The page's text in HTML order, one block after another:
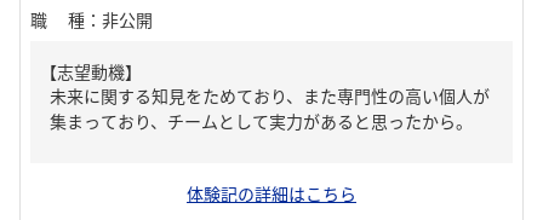
職種 ： 非公開
【志望動機】
未来に関する知見をためており、また専門性の高い個人が
集まっており、チームとして実力があると思ったから。
体験記の詳細はこちら